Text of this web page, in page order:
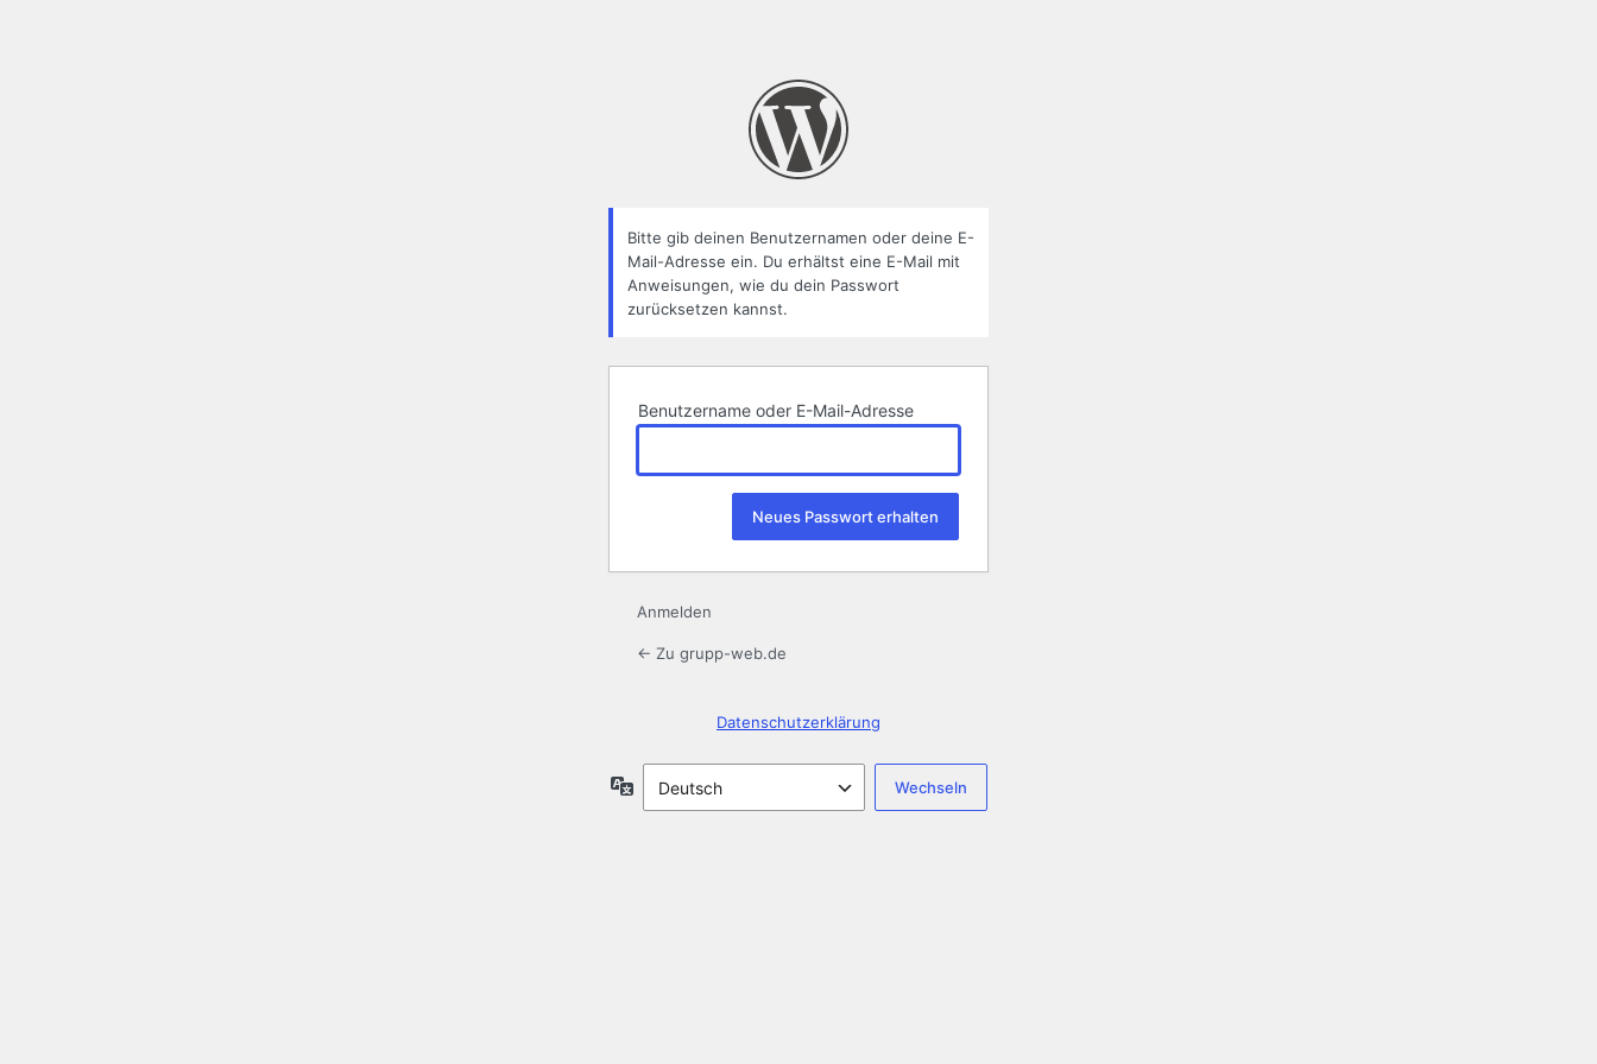
Bitte gib deinen Benutzernamen oder deine E-
Mail-Adresse ein. Du erhältst eine E-Mail mit
Anweisungen, wie du dein Passwort
zurücksetzen kannst.
Benutzername oder E-Mail-Adresse
Anmelden
← Zu grupp-web.de
Datenschutzerklärung
Sprache